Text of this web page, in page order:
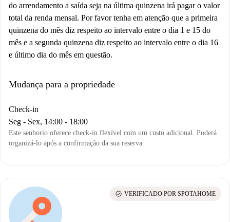
do arrendamento a saída seja na última quinzena irá pagar o valor
total da renda mensal. Por favor tenha em atenção que a primeira
quinzena do mês diz respeito ao intervalo entre o dia 1 e 15 do
mês e a segunda quinzena diz respeito ao intervalo entre o dia 16
e último dia do mês em questão.
Mudança para a propriedade
Check-in
Seg - Sex, 14:00 - 18:00
Este senhorio oferece check-in flexível com um custo adicional. Poderá
organizá-lo após a confirmação da sua reserva.
check_circle VERIFICADO POR SPOTAHOME